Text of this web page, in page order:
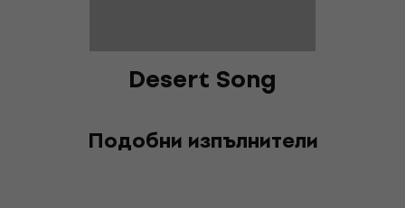
Desert Song
Подобни изпълнители